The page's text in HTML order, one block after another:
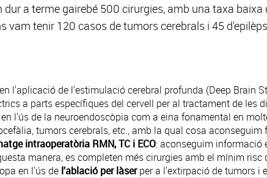
dur a terme gairebé 500 cirurgies, amb una taxa
vam tenir 120 casos de tumors cerebrals i 45
l'aplicació de l'estimulació cerebral profunda (Deep Brain
a parts específiques del cervell per al tractament de les
l'ús de la neuroendoscòpia com a eina fonamental en
tumors cerebrals, etc., amb la qual cosa
intraoperatòria RMN, TC i ECO: aconseguim informació
manera, es completen més cirurgies amb el mínim risc
en l'ús de l'ablació per làserper a l'extirpació de tumors i